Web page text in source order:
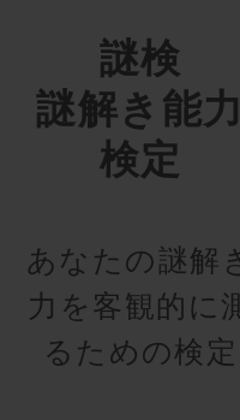
謎検
謎解き能
検定
あなたの謎解
力を客観的に
るための検定